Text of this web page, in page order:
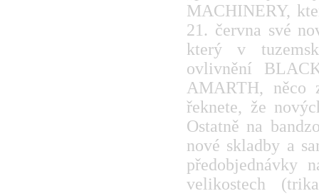
MACHINERY,
21. června své
který v
ovlivnění
AMARTH,
řeknete, že
Ostatně na
nové skladby a
předobjednávky
velikostech